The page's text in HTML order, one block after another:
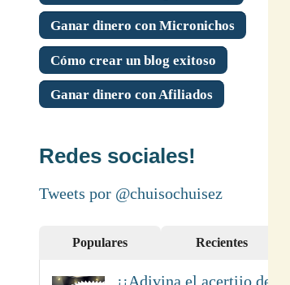
Ganar dinero con Micronichos
Cómo crear un blog exitoso
Ganar dinero con Afiliados
Redes sociales!
Tweets por @chuisochuisez
Populares Recientes
¡¡Adivina el acertijo de